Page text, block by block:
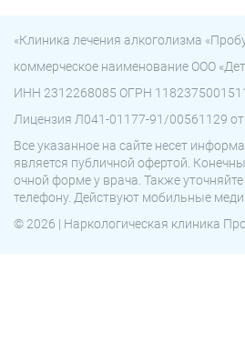
«Клиника лечения алкоголизма
коммерческое наименование ООО
ИНН 2312268085 ОГРН
Лицензия Л041-01177-91/00561129 от
Все указанное на сайте несет
является публичной офертой.
очной форме у врача. Также
телефону. Действуют мобильные
© 2026 | Наркологическая клиника